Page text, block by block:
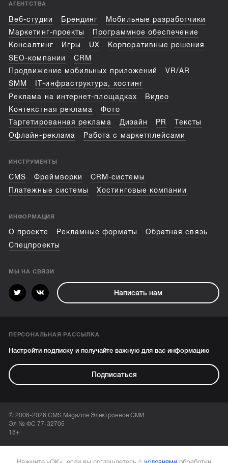
АГЕНТСТВА
Веб-студии Брендинг
Мобильные разработчики
Маркетинг-проекты
Программное обеспечение
Консалтинг
Игры UX
Корпоративные решения
SEO-компании
CRM
Продвижение мобильных приложений
VR/AR
SMM
IT-инфраструктура, хостинг
Реклама на интернет-площадках
Видео
Контекстная реклама
Фото
Таргетированная реклама
Дизайн PR
Тексты
Офлайн-реклама
Работа с маркетплейсами
ИНСТРУМЕНТЫ
CMS Фреймворки
CRM-системы
Платежные системы
Хостинговые компании
ИНФОРМАЦИЯ
О проекте Рекламные форматы
Обратная связь
Спецпроекты
МЫ НА СВЯЗИ
Написать нам
ПЕРСОНАЛЬНАЯ РАССЫЛКА
Настройти подписку и получайте важную для вас информацию
Подписаться
© 2006-2026 CMS Magazine Электронное СМИ.
Эл № ФС 77-32705
18+